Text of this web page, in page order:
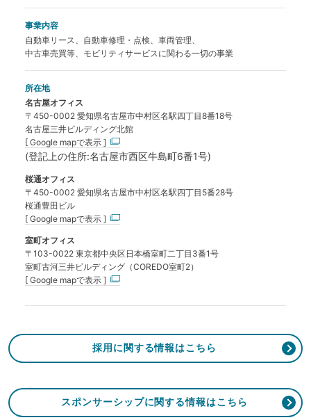
事業内容
自動車リース、自動車修理・点検、車両管理、
中古車売買等、モビリティサービスに関わる一切の事業
所在地
名古屋オフィス
〒450-0002 愛知県名古屋市中村区名駅四丁目8番18号
名古屋三井ビルディング北館
[ Google mapで表示 ]
(登記上の住所:名古屋市西区牛島町6番1号)
桜通オフィス
〒450-0002 愛知県名古屋市中村区名駅四丁目5番28号
桜通豊田ビル
[ Google mapで表示 ]
室町オフィス
〒103-0022 東京都中央区日本橋室町二丁目3番1号
室町古河三井ビルディング（COREDO室町2）
[ Google mapで表示 ]
採用に関する情報はこちら
スポンサーシップに関する情報はこちら